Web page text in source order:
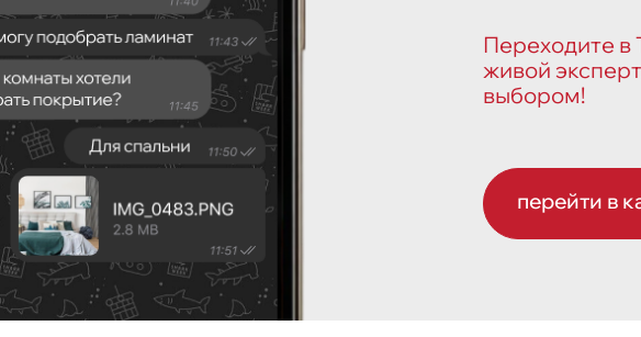
Переходите в
живой
выбором!
перейти в